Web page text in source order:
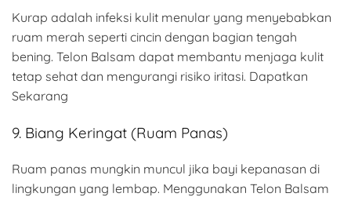
Kurap adalah infeksi kulit menular yang menyebabkan
ruam merah seperti cincin dengan bagian tengah
bening. Telon Balsam dapat membantu menjaga kulit
tetap sehat dan mengurangi risiko iritasi. Dapatkan
Sekarang
9. Biang Keringat (Ruam Panas)
Ruam panas mungkin muncul jika bayi kepanasan di
lingkungan yang lembap. Menggunakan Telon Balsam